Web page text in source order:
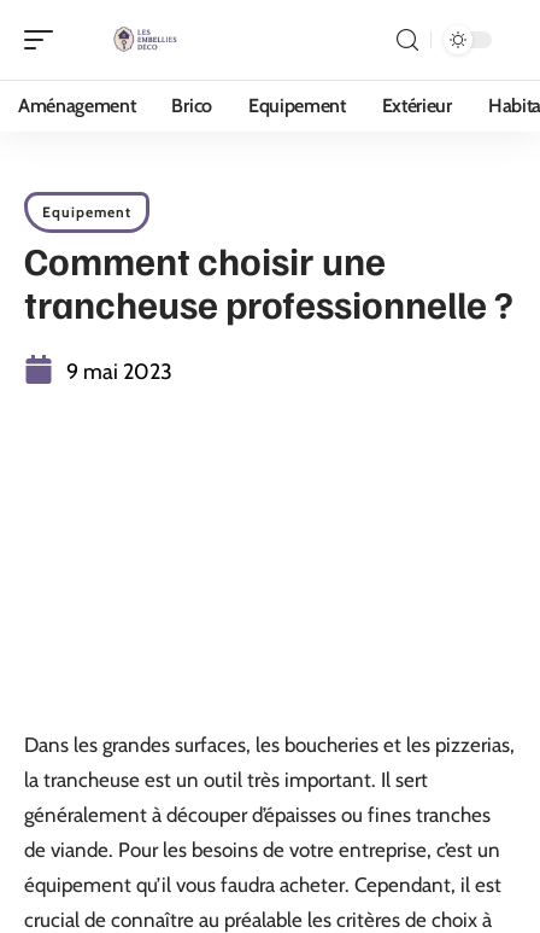
Aménagement Brico Equipement Extérieur
Equipement
Comment choisir une
trancheuse professionnelle ?
9 mai 2023
Dans les grandes surfaces, les boucheries et les pizzerias,
la trancheuse est un outil très important. Il sert
généralement à découper d’épaisses ou fines tranches
de viande. Pour les besoins de votre entreprise, c’est un
équipement qu’il vous faudra acheter. Cependant, il est
crucial de connaître au préalable les critères de choix à